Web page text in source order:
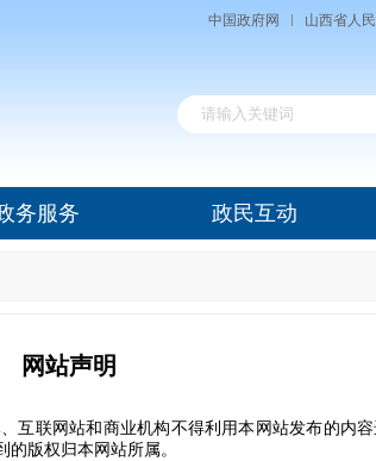
中国政府网 山西省人
务服务 政民互动
网站声明
联网站和商业机构不得利用本网站发布的内容
版权归本网站所属。